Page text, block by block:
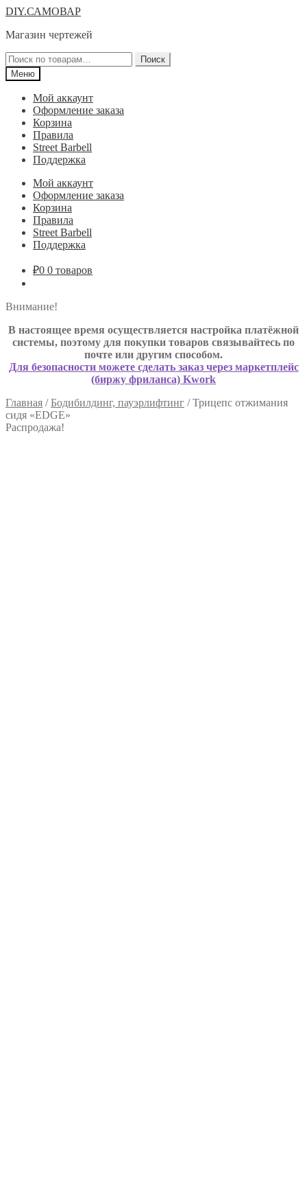
Перейти
навигации
Перейти
содержимому
DIY.САМОВАР
Магазин чертежей
Искать:
Поиск
Меню
Мой аккаунт
Оформление заказа
Корзина
Правила
Street Barbell
Поддержка
Мой аккаунт
Оформление заказа
Корзина
Правила
Street Barbell
Поддержка
₽0 0 товаров
Внимание!
В настоящее время осуществляется настройка платёжной
системы, поэтому для покупки товаров связывайтесь по
почте или другим способом.
Для безопасности можете сделать заказ через маркетплейс
(биржу фриланса) Kwork
Главная /Бодибилдинг, пауэрлифтинг /Трицепс отжимания
сидя «EDGE»
Распродажа!